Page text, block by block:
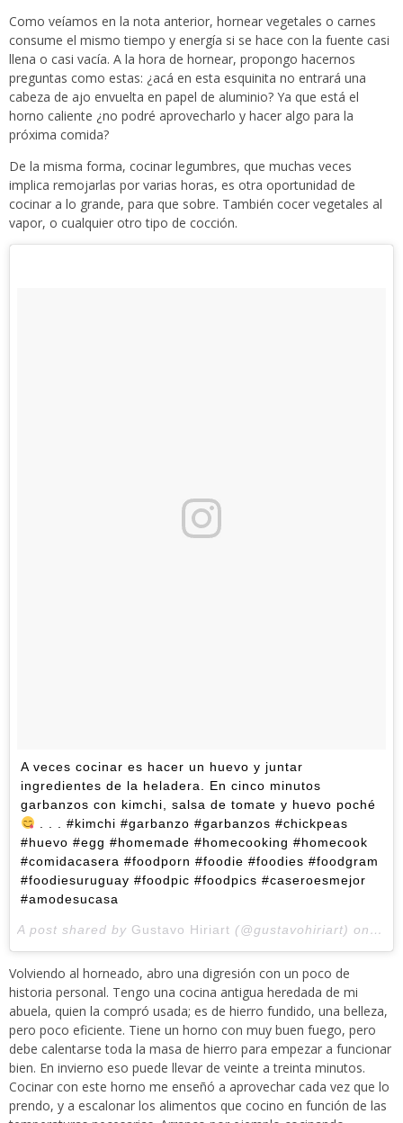
Como veíamos en la nota anterior, hornear vegetales o carnes
consume el mismo tiempo y energía si se hace con la fuente casi
llena o casi vacía. A la hora de hornear, propongo hacernos
preguntas como estas: ¿acá en esta esquinita no entrará una
cabeza de ajo envuelta en papel de aluminio? Ya que está el
horno caliente ¿no podré aprovecharlo y hacer algo para la
próxima comida?
De la misma forma, cocinar legumbres, que muchas veces
implica remojarlas por varias horas, es otra oportunidad de
cocinar a lo grande, para que sobre. También cocer vegetales al
vapor, o cualquier otro tipo de cocción.
A veces cocinar es hacer un huevo y juntar
ingredientes de la heladera. En cinco minutos
garbanzos con kimchi, salsa de tomate y huevo poché
. . . #kimchi #garbanzo #garbanzos #chickpeas
#huevo #egg #homemade #homecooking #homecook
#comidacasera #foodporn #foodie #foodies #foodgram
#foodiesuruguay #foodpic #foodpics #caseroesmejor
#amodesucasa
A post shared by Gustavo Hiriart (@gustavohiriart) on
Volviendo al horneado, abro una digresión con un poco de
historia personal. Tengo una cocina antigua heredada de mi
abuela, quien la compró usada; es de hierro fundido, una belleza,
pero poco eficiente. Tiene un horno con muy buen fuego, pero
debe calentarse toda la masa de hierro para empezar a funcionar
bien. En invierno eso puede llevar de veinte a treinta minutos.
Cocinar con este horno me enseñó a aprovechar cada vez que lo
prendo, y a escalonar los alimentos que cocino en función de las